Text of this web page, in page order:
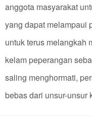
anggota masyarakat
yang dapat melampaui
untuk terus melangkah
kelam peperangan
saling menghormati,
bebas dari unsur-unsur